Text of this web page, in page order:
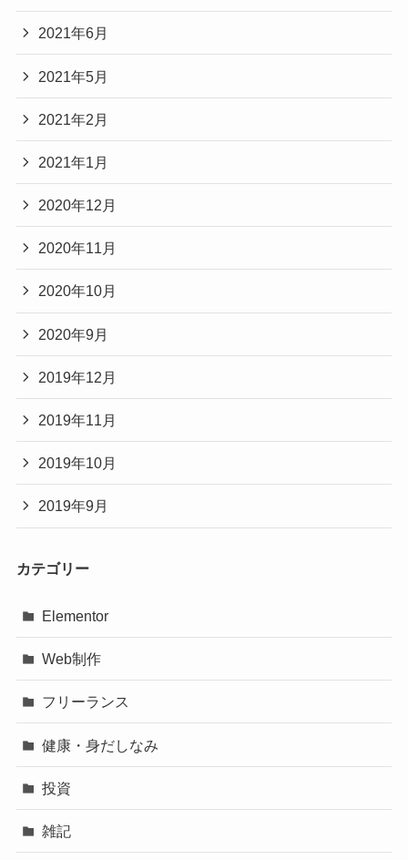
2021年6月
2021年5月
2021年2月
2021年1月
2020年12月
2020年11月
2020年10月
2020年9月
2019年12月
2019年11月
2019年10月
2019年9月
カテゴリー
Elementor
Web制作
フリーランス
健康・身だしなみ
投資
雑記